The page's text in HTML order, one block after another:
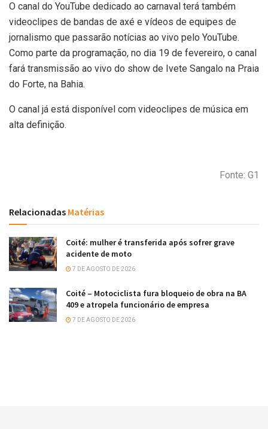
O canal do YouTube dedicado ao carnaval terá também
videoclipes de bandas de axé e vídeos de equipes de
jornalismo que passarão notícias ao vivo pelo YouTube.
Como parte da programação, no dia 19 de fevereiro, o canal
fará transmissão ao vivo do show de Ivete Sangalo na Praia
do Forte, na Bahia.
O canal já está disponível com videoclipes de música em
alta definição.
Fonte: G1
Relacionadas Matérias
Coité: mulher é transferida após sofrer grave
acidente de moto
7 DE AGOSTO DE 2026
Coité – Motociclista fura bloqueio de obra na BA
409 e atropela funcionário de empresa
7 DE AGOSTO DE 2026